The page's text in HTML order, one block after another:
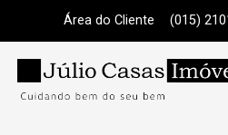
Área do Cliente (015)